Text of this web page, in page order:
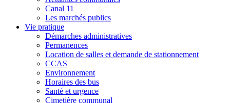
Canal 11
Les marchés publics
Vie pratique
Démarches administratives
Permanences
Location de salles et demande de stationnement
CCAS
Environnement
Horaires des bus
Santé et urgence
Cimetière communal